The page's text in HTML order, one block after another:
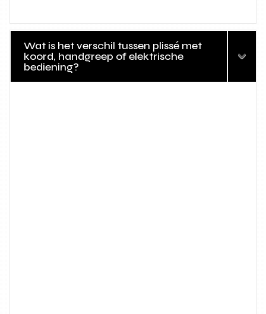
Wat is het verschil tussen plissé met
koord, handgreep of elektrische
bediening?